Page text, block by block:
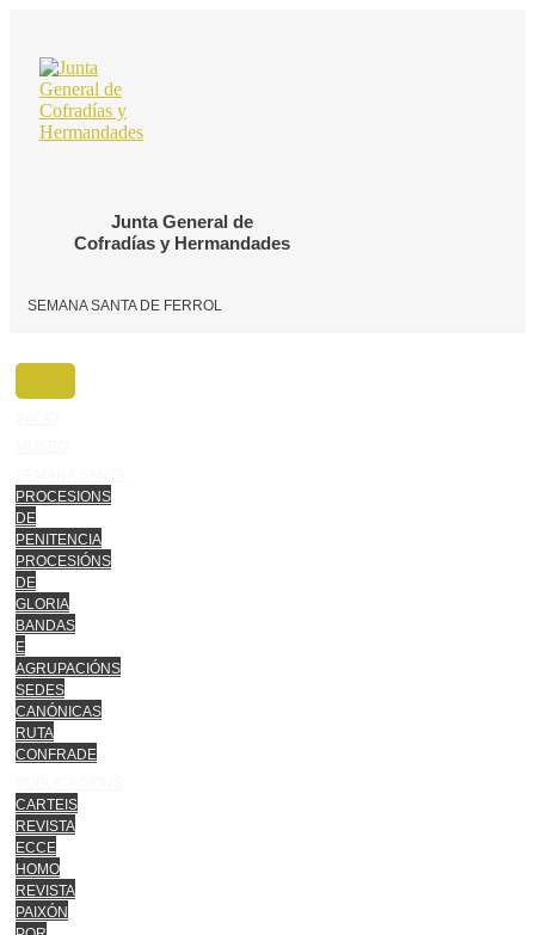
contido
Junta General de
Cofradías y Hermandades
SEMANA SANTA DE FERROL
PROCESIONS
DE
PENITENCIA
PROCESIÓNS
DE
GLORIA
BANDAS
E
AGRUPACIÓNS
SEDES
CANÓNICAS
RUTA
CONFRADE
CARTEIS
REVISTA
ECCE
HOMO
REVISTA
PAIXÓN